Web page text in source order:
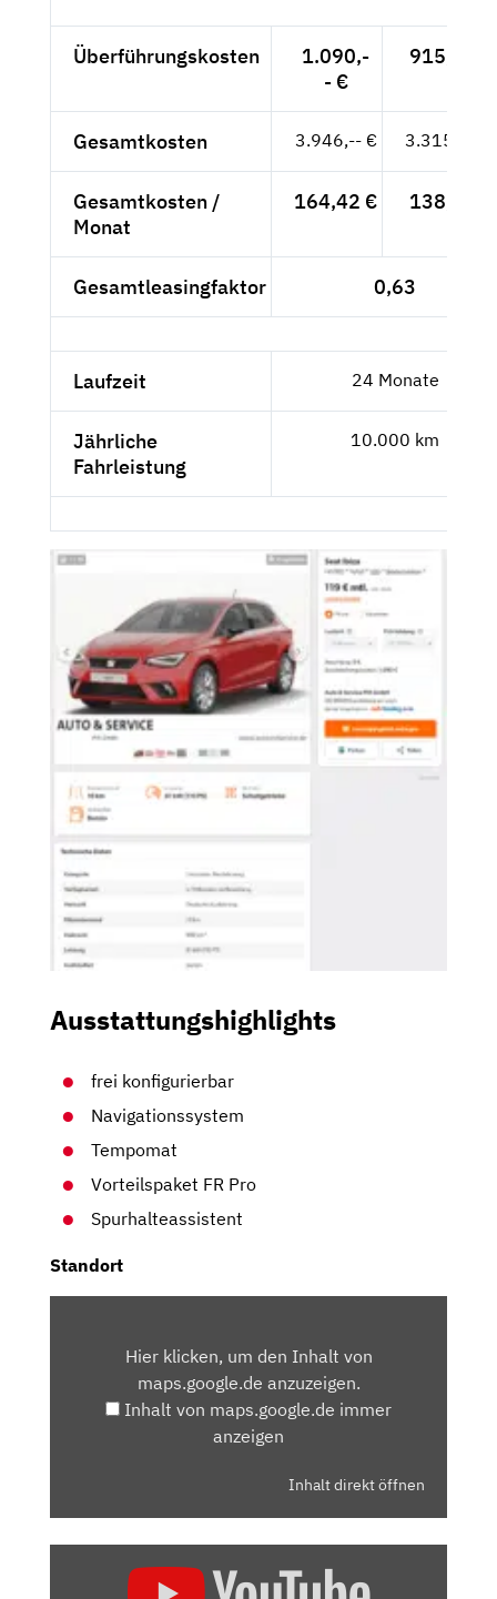
Überführungskosten
1.090,-
- €
915,97 €
Gesamtkosten 3.946,-- € 3.315,97 €
Gesamtkosten /
Monat
164,42 € 138,17 €
Gesamtleasingfaktor 0,63
Laufzeit 24 Monate
Jährliche
Fahrleistung
10.000 km
Ausstattungshighlights
frei konfigurierbar
Navigationssystem
Tempomat
Vorteilspaket FR Pro
Spurhalteassistent
Standort
MAPS.GOOGLE.DEHier klicken, um den Inhalt von
maps.google.de anzuzeigen.
Inhalt von maps.google.de immer
anzeigen
Inhalt direkt öffnen